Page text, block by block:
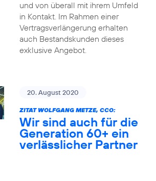
und von überall mit ihrem Umfeld
in Kontakt. Im Rahmen einer
Vertragsverlängerung erhalten
auch Bestandskunden dieses
exklusive Angebot.
20. August 2020
ZITAT WOLFGANG METZE, CCO:
Wir sind auch für die
Generation 60+ ein
verlässlicher Partner